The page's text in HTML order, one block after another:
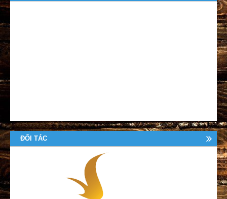
ĐỐI TÁC